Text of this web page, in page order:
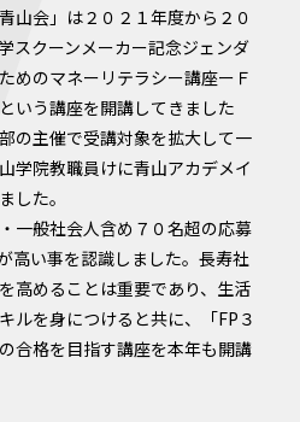
山会」は２０２１年度から２０
スクーンメーカー記念ジェンダ
めのマネーリテラシー講座ーＦ
いう講座を開講してきました
の主催で受講対象を拡大して一
学院教職員けに青山アカデメイ
した。
一般社会人含め７０名超の応募
高い事を認識しました。長寿社
高めることは重要であり、生活
ルを身につけると共に、「FP３
合格を目指す講座を本年も開講
。